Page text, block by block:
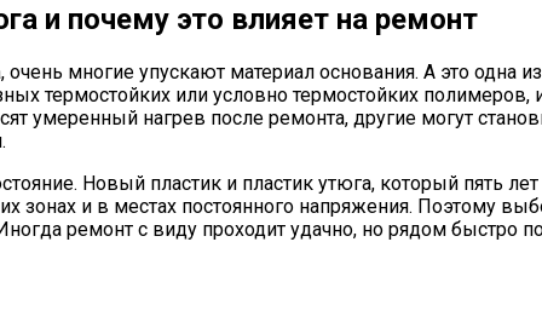
и почему это влияет на ремонт
очень многие упускают материал основания. А это
термостойких или условно термостойких
умеренный нагрев после ремонта, другие могут
Новый пластик и пластик утюга, который пять
зонах и в местах постоянного напряжения. Поэтому
ремонт с виду проходит удачно, но рядом быстро